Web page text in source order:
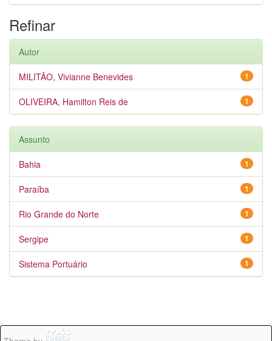
Refinar
Autor
1
MILITÃO, Vivianne Benevides
1
OLIVEIRA, Hamilton Reis de
Assunto
1
Bahia
1
Paraíba
1
Rio Grande do Norte
1
Sergipe
1
Sistema Portuário